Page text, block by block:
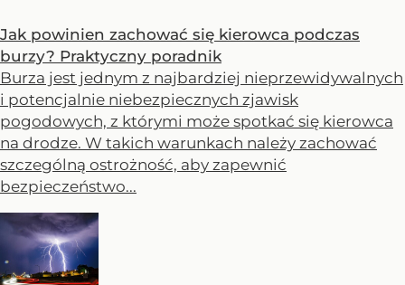
Jak powinien zachować się kierowca podczas
burzy? Praktyczny poradnik
Burza jest jednym z najbardziej nieprzewidywalnych
i potencjalnie niebezpiecznych zjawisk
pogodowych, z którymi może spotkać się kierowca
na drodze. W takich warunkach należy zachować
szczególną ostrożność, aby zapewnić
bezpieczeństwo...